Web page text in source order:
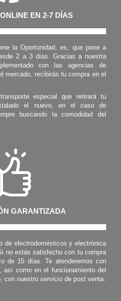
EN 2-7 DÍAS
la Oportunidad, es, que pone a
2 a 3 días. Gracias a nuestra
con las agencias de
mercado, recibirás tu compra en el
especial que retirará tu
el nuevo, en el caso de
buscando la comodidad del
GARANTIZADA
de electrodomésticos y electrónica
no estás satisfecho con tu compra
de 15 días. Te atenderemos con
así como en el funcionamiento del
con nuestro servicio de post venta.